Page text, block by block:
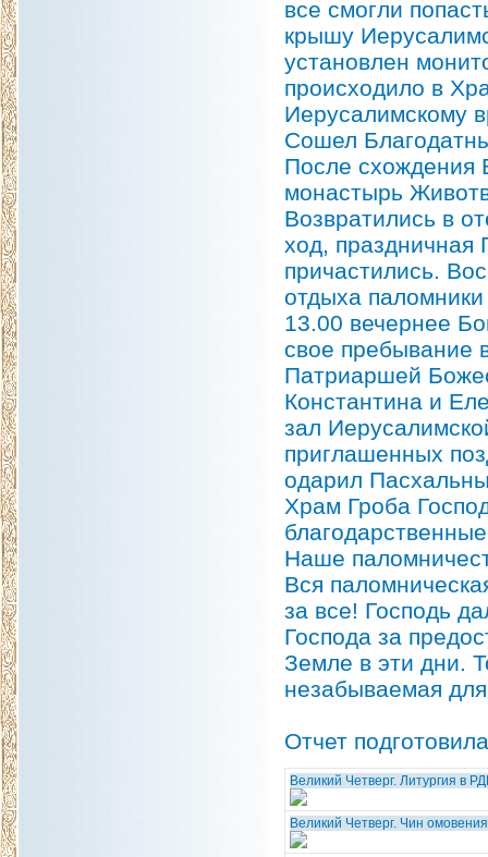
все смогли
крышу
установлен
происходило в
Иерусалимскому
Сошел
После схождения
монастырь
Возвратились в
ход, праздничная
причастились.
отдыха
13.00 вечернее
свое пребывание
Патриаршей
Константина и
зал
приглашенных
одарил
Храм Гроба
Наше
Вся
за все! Господь
Господа за
Земле в эти дни.
незабываемая
Отчет
Великий Четверг. Литургия в
Великий Четверг. Чин омовения